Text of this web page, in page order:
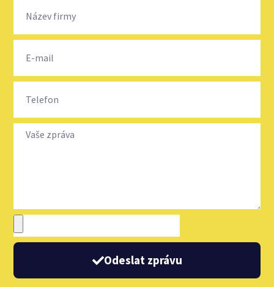
Odeslat zprávu